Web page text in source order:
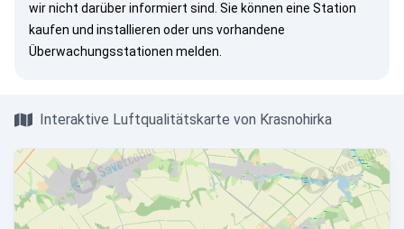
wir nicht darüber informiert sind. Sie können eine Station
kaufen und installieren oder uns vorhandene
Überwachungsstationen melden.
Interaktive Luftqualitätskarte von Krasnohirka